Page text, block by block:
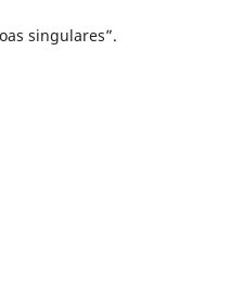
singulares”.